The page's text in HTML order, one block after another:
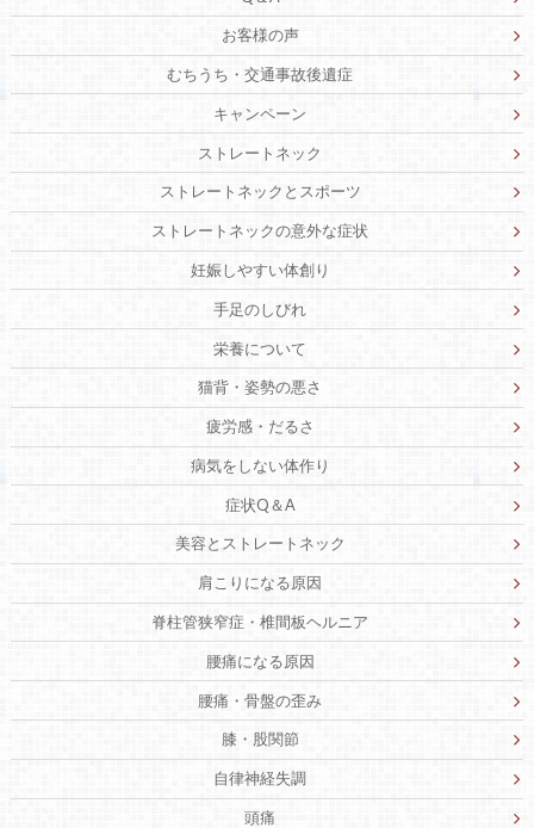
お客様の声
むちうち・交通事故後遺症
キャンペーン
ストレートネック
ストレートネックとスポーツ
ストレートネックの意外な症状
妊娠しやすい体創り
手足のしびれ
栄養について
猫背・姿勢の悪さ
疲労感・だるさ
病気をしない体作り
症状Q＆A
美容とストレートネック
肩こりになる原因
脊柱管狭窄症・椎間板ヘルニア
腰痛になる原因
腰痛・骨盤の歪み
膝・股関節
自律神経失調
頭痛